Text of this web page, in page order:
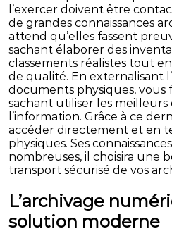
l’exercer doivent être
de grandes connaissances
attend qu’elles fassent
sachant élaborer des
classements réalistes tout
de qualité. En externalisant
documents physiques,
sachant utiliser les
l’information. Grâce à ce
accéder directement et en
physiques. Ses
nombreuses, il choisira une
transport sécurisé de vos
L’archivage
solution moderne